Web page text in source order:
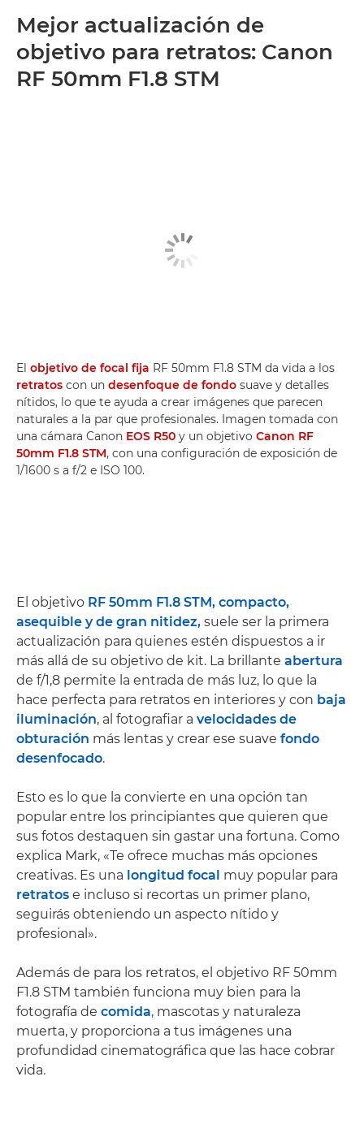
Mejor actualización de
objetivo para retratos: Canon
RF 50mm F1.8 STM
El objetivo de focal fija RF 50mm F1.8 STM da vida a los
retratos con un desenfoque de fondo suave y detalles
nítidos, lo que te ayuda a crear imágenes que parecen
naturales a la par que profesionales. Imagen tomada con
una cámara Canon EOS R50 y un objetivo Canon RF
50mm F1.8 STM, con una configuración de exposición de
1/1600 s a f/2 e ISO 100.
El objetivo RF 50mm F1.8 STM, compacto,
asequible y de gran nitidez, suele ser la primera
actualización para quienes estén dispuestos a ir
más allá de su objetivo de kit. La brillante abertura
de f/1,8 permite la entrada de más luz, lo que la
hace perfecta para retratos en interiores y con baja
iluminación, al fotografiar a velocidades de
obturación más lentas y crear ese suave fondo
desenfocado.
Esto es lo que la convierte en una opción tan
popular entre los principiantes que quieren que
sus fotos destaquen sin gastar una fortuna. Como
explica Mark, «Te ofrece muchas más opciones
creativas. Es una longitud focal muy popular para
retratos e incluso si recortas un primer plano,
seguirás obteniendo un aspecto nítido y
profesional».
Además de para los retratos, el objetivo RF 50mm
F1.8 STM también funciona muy bien para la
fotografía de comida, mascotas y naturaleza
muerta, y proporciona a tus imágenes una
profundidad cinematográfica que las hace cobrar
vida.